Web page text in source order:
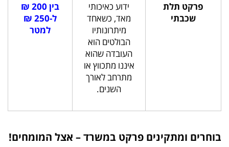
פרקט תלת
שכבתי
ידוע כאיכותי
מאד, כשאחד
מיתרונותיו
הבולטים הוא
העובדה שהוא
איננו מתכווץ או
מתרחב לאורך
השנים.
בין 200 ₪
ל-250 ₪
למטר
בוחרים ומתקינים פרקט במשרד – אצל המומחים!